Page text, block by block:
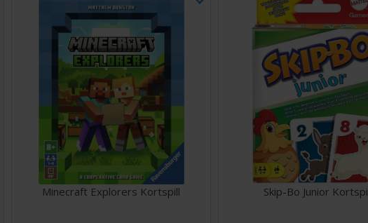
Minecraft Explorers Kortspill Skip-Bo Junior